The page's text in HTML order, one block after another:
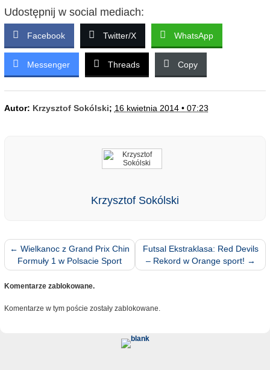
Udostępnij w social mediach:
Facebook Twitter/X WhatsApp
Messenger Threads Copy
Autor: Krzysztof Sokólski; 16 kwietnia 2014 • 07:23
Krzysztof Sokólski
← Wielkanoc z Grand Prix Chin
Formuły 1 w Polsacie Sport
Futsal Ekstraklasa: Red Devils
– Rekord w Orange sport! →
Komentarze zablokowane.
Komentarze w tym poście zostały zablokowane.